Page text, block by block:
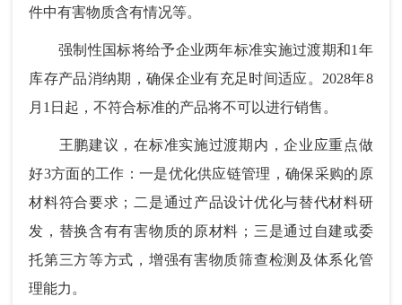
件中有害物质含有情况等。
强制性国标将给予企业两年标准实施过渡期和1年
库存产品消纳期，确保企业有充足时间适应。2028年8
月1日起，不符合标准的产品将不可以进行销售。
王鹏建议，在标准实施过渡期内，企业应重点做
好3方面的工作：一是优化供应链管理，确保采购的原
材料符合要求；二是通过产品设计优化与替代材料研
发，替换含有有害物质的原材料；三是通过自建或委
托第三方等方式，增强有害物质筛查检测及体系化管
理能力。